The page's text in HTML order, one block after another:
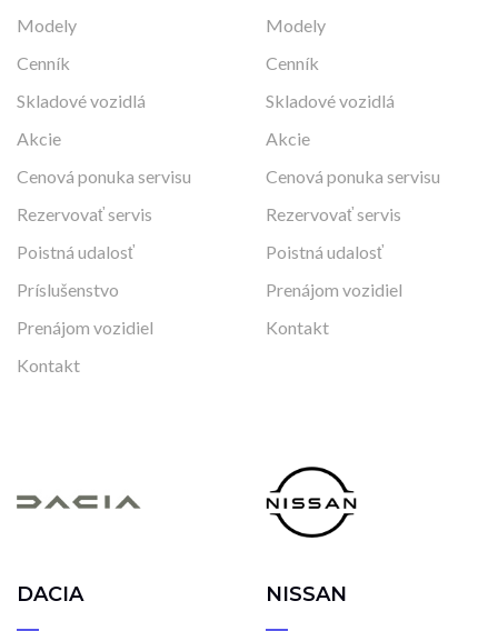
Modely
Cenník
Skladové vozidlá
Akcie
Cenová ponuka servisu
Rezervovať servis
Poistná udalosť
Príslušenstvo
Prenájom vozidiel
Kontakt
Modely
Cenník
Skladové vozidlá
Akcie
Cenová ponuka servisu
Rezervovať servis
Poistná udalosť
Prenájom vozidiel
Kontakt
DACIA NISSAN